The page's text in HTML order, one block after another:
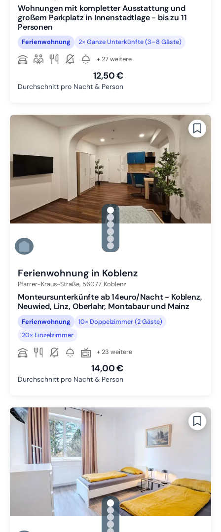
Wohnungen mit kompletter Ausstattung und
großem Parkplatz in Innenstadtlage - bis zu 11
Personen
Ferienwohnung 2× Ganze Unterkünfte (3–8 Gäste)
+ 27 weitere
12,50 €
Durchschnitt pro Nacht & Person
gallery.slide_selector
Zu Slide 1 wechseln
Zu Slide 2 wechseln
Zu Slide 3 wechseln
Zu Slide 4 wechseln
Zu Slide 5 wechseln
Zu Slide 6 wechseln
Ferienwohnung in Koblenz
Pfarrer-Kraus-Straße, 56077 Koblenz
Monteursunterkünfte ab 14euro/Nacht - Koblenz,
Neuwied, Linz, Oberlahr, Montabaur und Mainz
Ferienwohnung
10× Doppelzimmer (2 Gäste)
20× Einzelzimmer
+ 23 weitere
14,00 €
Durchschnitt pro Nacht & Person
gallery.slide_selector
Zu Slide 1 wechseln
Zu Slide 2 wechseln
Zu Slide 3 wechseln